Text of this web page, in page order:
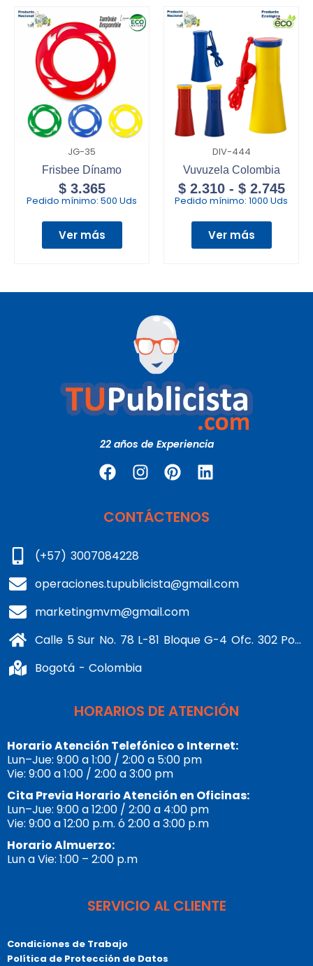
JG-35
Frisbee Dínamo
$3.365
Pedido mínimo: 500 Uds
Ver más
DIV-444
Vuvuzela Colombia
$2.310 - $2.745
Pedido mínimo: 1000 Uds
Ver más
22 años de Experiencia
CONTÁCTENOS
(+57) 3007084228
operaciones.tupublicista@gmail.com
marketingmvm@gmail.com
Calle 5 Sur No. 78 L-81 Bloque G-4 Ofc. 302 Portería 1 Banderas - Kennedy
Bogotá - Colombia
HORARIOS DE ATENCIÓN
Horario Atención Telefónico o Internet:
Lun–Jue: 9:00 a 1:00 / 2:00 a 5:00 pm
Vie: 9:00 a 1:00 / 2:00 a 3:00 pm
Cita Previa Horario Atención en Oficinas:
Lun–Jue: 9:00 a 12:00 / 2:00 a 4:00 pm
Vie: 9:00 a 12:00 p.m. ó 2:00 a 3:00 p.m
Horario Almuerzo:
Lun a Vie: 1:00 – 2:00 p.m
SERVICIO AL CLIENTE
Condiciones de Trabajo
Política de Protección de Datos